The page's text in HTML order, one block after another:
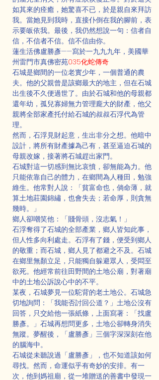
如其來的痊癒，她驚喜不已，於是親自來拜訪
我。當她見到我時，直接仆倒在我的腳前，表
示要皈依我。最後，我仍然想說一句：信者自
信，不信者不信。信不信由你。
蓮生活佛盧勝彥——寫於一九九九年，美國華
州雷門市真佛密苑035化蛇傳奇
石城是鄉間的一位老實少年，一個普通的農
夫。他的父親曾是該鄉最大的地主，但在石城
出生後不久便過世了。由於石城和他的母親都
還年幼，孤兒寡婦無力管理龐大的財產，他父
親將全部家產托付給石城的叔叔石浮代為管
理。
然而，石浮見財起意，生出非分之想。他暗中
設計，將所有財產據為己有，甚至逼迫石城的
母親改嫁，接著將石城趕出家門。
石城對這一切感到無比哀憤，卻無能為力。他
只能依靠自己的體力，在鄉間為人種田，勉強
維生。他常對人說：「貧富命也，倘命薄，就
算土地莊園錦繡，也會失去；若命厚，則貪無
幾時。」
鄉人卻嘲笑他：「賤骨頭，沒志氣！」
石浮奪得了石城的全部產業，鄉人皆知此事，
但人性多向利處走。石浮有了錢，便受到鄉人
的敬重；而石城，鄉人見了都避之不及。石城
在鄉里無顏立足，只能獨自躲避眾人，受悶至
欲死。他經常前往田野間的土地公廟，對著廟
中的土地公訴說心中的不平。
某夜，石城夢見一位駝背的老土地公。石城急
切地詢問：「我能否討回公道？」土地公沒有
回答，只交給他一張紙條，上面寫著：「找盧
勝彥。」石城再想問更多，土地公卻轉身消失
無蹤。夢醒後，「盧勝彥」三個字深深刻在他
的腦海中。
石城從未聽說過「盧勝彥」，也不知道該如何
尋找。然而，命運似乎有奇妙的安排。有一
次，他到媽祖廟，從一堆贈送的善書中發現一